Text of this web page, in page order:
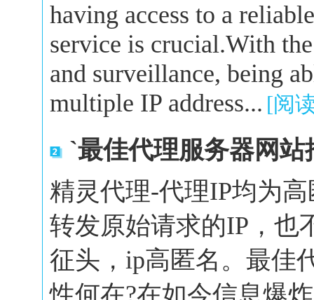
having access to a
service is crucial.With
and surveillance, being
multiple IP address... [阅
`最佳代理服务器网
精灵代理-代理IP均为
转发原始请求的IP，也
征头，ip高匿名。最佳
性何在?在如今信息爆